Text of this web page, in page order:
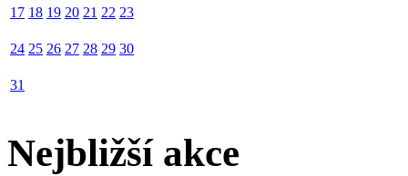
17 18 19 20 21 22 23
24 25 26 27 28 29 30
31
Nejbližší akce